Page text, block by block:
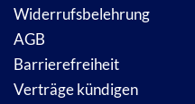
Widerrufsbelehrung
AGB
Barrierefreiheit
Verträge kündigen